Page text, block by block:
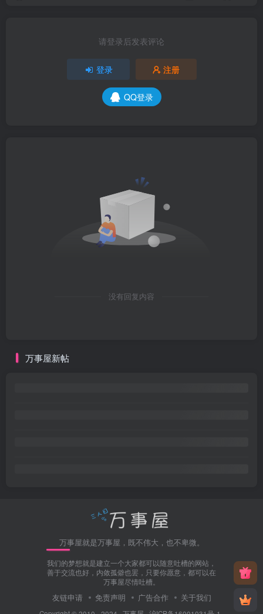
请登录后发表评论
登录 注册
QQ登录
没有回复内容
万事屋新帖
万事屋就是万事屋，既不伟大，也不卑微。
我们的梦想就是建立一个大家都可以随意吐槽的网站，
善于交流也好，内敛孤僻也罢，只要你愿意，都可以在
万事屋尽情吐槽。
友链申请 免责声明 广告合作 关于我们